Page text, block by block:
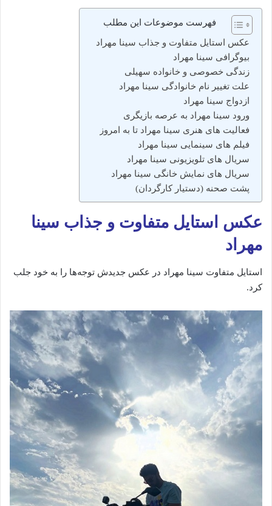
فهرست موضوعات این مطلب
عکس استایل متفاوت و جذاب سینا مهراد
بیوگرافی سینا مهراد
زندگی خصوصی و خانواده سهیلی
علت تغییر نام خانوادگی سینا مهراد
ازدواج سینا مهراد
ورود سینا مهراد به عرصه بازیگری
فعالیت های هنری سینا مهراد تا به امروز
فیلم های سینمایی سینا مهراد
سریال های تلویزیونی سینا مهراد
سریال های نمایش خانگی سینا مهراد
پشت صحنه (دستیار کارگردان)
عکس استایل متفاوت و جذاب سینا
مهراد
استایل متفاوت سینا مهراد در عکس جدیدش توجه‌ها را به خود جلب
کرد.